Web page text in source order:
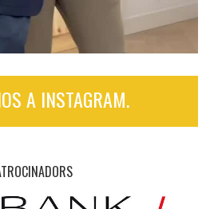
A INSTAGRAM.